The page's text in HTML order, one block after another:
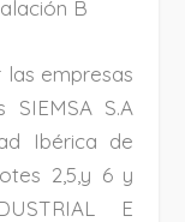
B
empresas
S.A
Ibérica de
2,5,y 6 y
E